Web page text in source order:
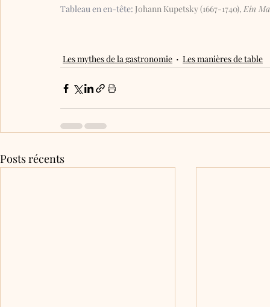
Tableau en en-tête: Johann Kupetsky (1667-1740), Ein
Les mythes de la gastronomie Les manières de table
Posts récents